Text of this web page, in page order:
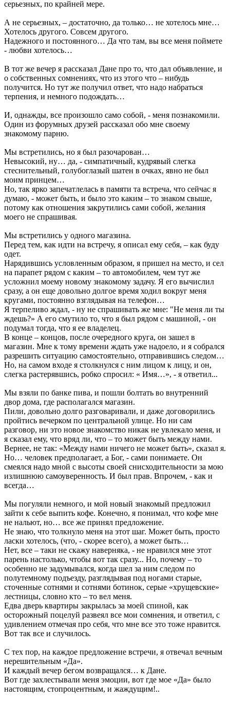
серьезных, по крайней мере.
А не серьезных, – достаточно, да только… не хотелось мне…
Хотелось другого. Совсем другого.
Надежного и постоянного… Да что там, вы все меня поймете
- любви хотелось…
В тот же вечер я рассказал Дане про то, что дал объявление, и
о собственных сомнениях, что из этого что – нибудь
получится. Но тут же получил ответ, что надо набраться
терпения, и немного подождать…
И, однажды, все произошло само собой, - меня познакомили.
Один из форумных друзей рассказал обо мне своему
знакомому парню.
Мы встретились, но я был разочарован…
Невысокий, ну… да, - симпатичный, кудрявый слегка
стеснительный, голубоглазый шатен в очках, явно не был
моим принцем…
Но, так ярко запечатлелась в памяти та встреча, что сейчас я
думаю, - может быть, и было это каким – то знаком свыше,
потому как отношения закрутились сами собой, желания
моего не спрашивая.
Мы встретились у одного магазина.
Перед тем, как идти на встречу, я описал ему себя, – как буду
одет.
Нарядившись условленным образом, я пришел на место, и сел
на парапет рядом с каким – то автомобилем, чем тут же
усложнил моему новому знакомому задачу. Я его вычислил
сразу, а он еще довольно долгое время ходил вокруг меня
кругами, постоянно взглядывая на телефон…
Я терпеливо ждал, - ну не спрашивать же мне: "Не меня ли ты
ждешь?» А его смутило то, что я был рядом с машиной, - он
подумал тогда, что я ее владелец.
В конце – концов, после очередного круга, он зашел в
магазин. Мне к тому времени ждать уже надоело, и я собрался
разрешить ситуацию самостоятельно, отправившись следом…
Но, на самом входе я столкнулся с ним лицом к лицу, и он,
слегка растерявшись, робко спросил: « Имя…», - я ответил...
Мы взяли по банке пива, и пошли болтать во внутренний
двор дома, где располагался магазин.
Пили, довольно долго разговаривали, и даже договорились
пройтись вечерком по центральной улице. Но ни сам
разговор, ни это новое знакомство никак не увлекало меня, и
я сказал ему, что вряд ли, что – то может быть между нами.
Вернее, не так: «Между нами ничего не может быть», сказал я.
Но… человек предполагает, а Бог, - сами понимаете. Он
смеялся надо мной с высоты своей снисходительности за мою
излишнюю самоуверенность. И был прав. Впрочем, - как и
всегда…
Мы погуляли немного, и мой новый знакомый предложил
зайти к себе выпить кофе. Конечно, я понимал, что кофе мне
не нальют, но… все же принял предложение.
Не знаю, что толкнуло меня на этот шаг. Может быть, просто
ласки хотелось, (что, - скорее всего), а может быть…
Нет, все – таки не скажу наверняка, - не нравился мне этот
парень настолько, чтобы вот так сразу... Но, почему – то
особенно не задумывался, когда шел за ним следом по
полутемному подъезду, разглядывая под ногами старые,
сточенные сотнями и сотнями ботинок, серые «хрущевские»
лестницы, словно кто – то вел меня.
Едва дверь квартиры закрылась за моей спиной, как
осторожный поцелуй развеял все мои сомнения, и ответил, с
удивлением отмечая про себя, что мне все это тоже нравится.
Вот так все и случилось.
С тех пор, на каждое предложение встречи, я отвечал вечным
нерешительным «Да».
И каждый вечер бегом возвращался… к Дане.
Вот где захлестывали меня эмоции, вот где мое «Да» было
настоящим, стопроцентным, и жаждущим!..